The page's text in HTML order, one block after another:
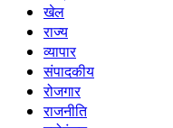
खेल
राज्य
व्यापार
संपादकीय
रोजगार
राजनीति